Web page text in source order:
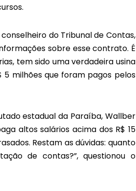
do Tribunal de Contas,
sobre esse contrato. É
tem sido uma verdadeira usina
5 milhões que foram pagos pelos
estadual da Paraíba, Wallber
altos salários acima dos R$ 15
Restam as dúvidas: quanto
de contas?”, questionou o